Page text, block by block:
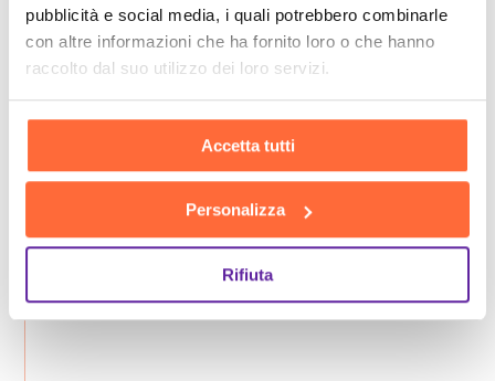
pubblicità e social media, i quali potrebbero combinarle
con altre informazioni che ha fornito loro o che hanno
raccolto dal suo utilizzo dei loro servizi.
Accetta tutti
Personalizza
Rifiuta